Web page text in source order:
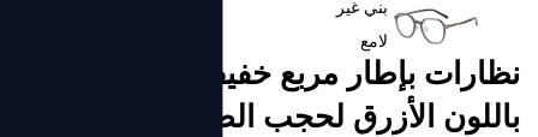
بني غير
لامع
نظارات بإطار مربع خفيف للجنسين
باللون الأزرق لحجب الضوء